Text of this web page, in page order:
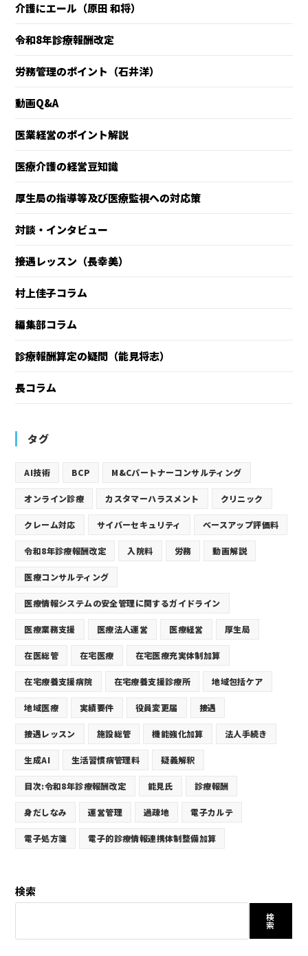
介護にエール（原田 和将）
令和8年診療報酬改定
労務管理のポイント（石井洋）
動画Q&A
医業経営のポイント解説
医療介護の経営豆知識
厚生局の指導等及び医療監視への対応策
対談・インタビュー
接遇レッスン（長幸美）
村上佳子コラム
編集部コラム
診療報酬算定の疑問（能見将志）
長コラム
タグ
AI技術 BCP M&Cパートナーコンサルティング
オンライン診療 カスタマーハラスメント クリニック
クレーム対応 サイバーセキュリティ ベースアップ評価料
令和8年診療報酬改定 入院料 労務 動画解説
医療コンサルティング
医療情報システムの安全管理に関するガイドライン
医療業務支援 医療法人運営 医療経営 厚生局
在医総管 在宅医療 在宅医療充実体制加算
在宅療養支援病院 在宅療養支援診療所 地域包括ケア
地域医療 実績要件 役員変更届 接遇
接遇レッスン 施設総管 機能強化加算 法人手続き
生成AI 生活習慣病管理料 疑義解釈
目次:令和8年診療報酬改定 能見氏 診療報酬
身だしなみ 運営管理 過疎地 電子カルテ
電子処方箋 電子的診療情報連携体制整備加算
検索
検
索